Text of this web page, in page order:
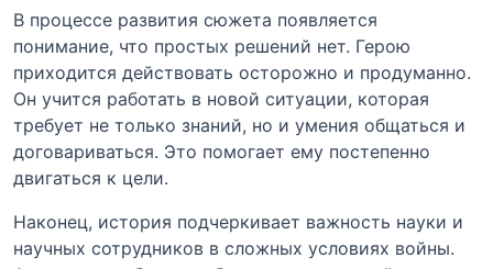
В процессе развития сюжета появляется
понимание, что простых решений нет. Герою
приходится действовать осторожно и продуманно.
Он учится работать в новой ситуации, которая
требует не только знаний, но и умения общаться и
договариваться. Это помогает ему постепенно
двигаться к цели.
Наконец, история подчеркивает важность науки и
научных сотрудников в сложных условиях войны.